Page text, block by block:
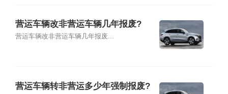
营运车辆改非营运车辆几年报废?
营运车辆改非营运车辆几年报废...
营运车辆转非营运多少年强制报废?